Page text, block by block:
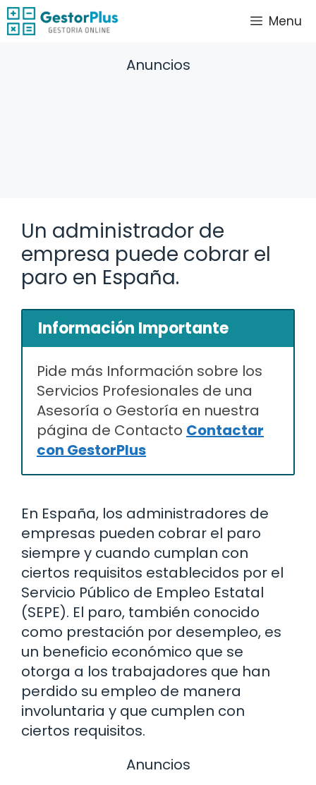
Saltar
al
Menu
Anuncios
Un administrador de
empresa puede cobrar el
paro en España.
Información Importante
Pide más Información sobre los
Servicios Profesionales de una
Asesoría o Gestoría en nuestra
página de Contacto Contactar
con GestorPlus
En España, los administradores de
empresas pueden cobrar el paro
siempre y cuando cumplan con
ciertos requisitos establecidos por el
Servicio Público de Empleo Estatal
(SEPE). El paro, también conocido
como prestación por desempleo, es
un beneficio económico que se
otorga a los trabajadores que han
perdido su empleo de manera
involuntaria y que cumplen con
ciertos requisitos.
Anuncios